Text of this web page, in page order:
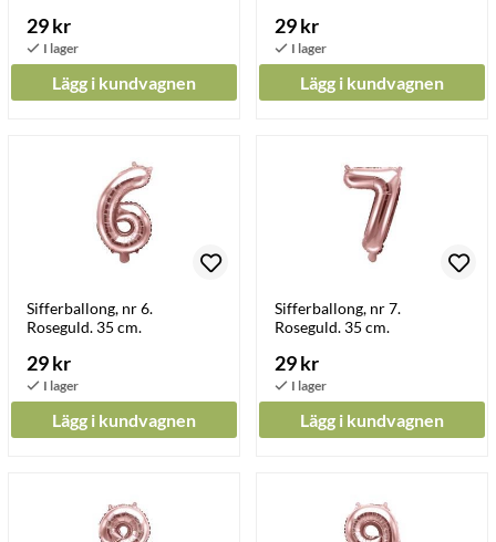
29 kr
Lägg i kundvagnen
29 kr
Lägg i kundvagnen
Sifferballong, nr 6.
Roseguld. 35 cm.
29 kr
Lägg i kundvagnen
Sifferballong, nr 7.
Roseguld. 35 cm.
29 kr
Lägg i kundvagnen